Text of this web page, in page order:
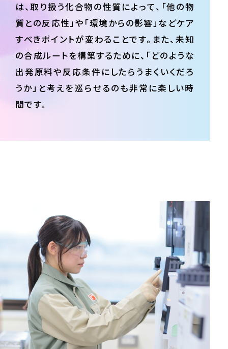
は、取り扱う化合物の性質によって、「他の物
質との反応性」や「環境からの影響」などケア
すべきポイントが変わることです。また、未知
の合成ルートを構築するために、「どのような
出発原料や反応条件にしたらうまくいくだろ
うか」と考えを巡らせるのも非常に楽しい時
間です。